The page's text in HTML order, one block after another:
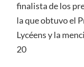
finalista de los
la que obtuvo el
Lycéens y la
20